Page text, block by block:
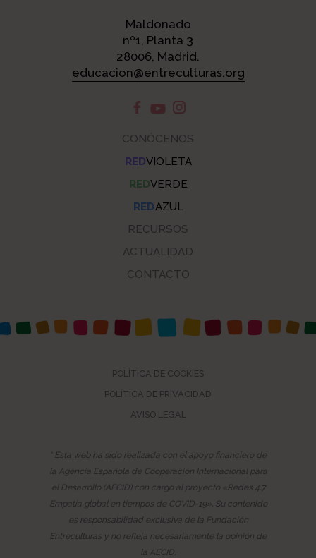
Maldonado
nº1, Planta 3
28006, Madrid.
educacion@entreculturas.org
CONÓCENOS
REDVIOLETA
REDVERDE
REDAZUL
RECURSOS
ACTUALIDAD
CONTACTO
POLÍTICA DE COOKIES
POLÍTICA DE PRIVACIDAD
AVISO LEGAL
* Esta web ha sido realizada con el apoyo financiero de
la Agencia Española de Cooperación Internacional para
el Desarrollo (AECID) con cargo al proyecto «Redes 4.7
Empatía global en tiempos de COVID-19». Su contenido
es responsabilidad exclusiva de la Fundación
Entreculturas y no refleja necesariamente la opinión de
la AECID.